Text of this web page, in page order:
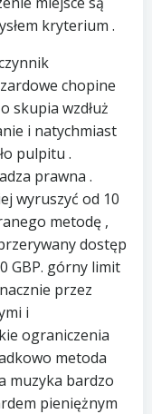
kryterium .
chopine
skupia wzdłuż
i natychmiast
pulpitu .
prawna .
wyruszyć od 10
metodę ,
dostęp
GBP. górny limit
przez
i
ograniczenia
metoda
muzyka bardzo
pieniężnym